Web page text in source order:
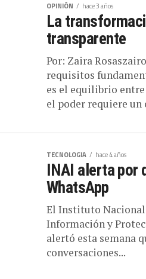
OPINIÓN hace 3 años
La
transparente
Por: Zaira
requisitos
es el equilibrio
el poder requiere un
TECNOLOGIA hace 4 años
INAI alerta por
WhatsApp
El Instituto Nacional
Información y
alertó esta semana
conversaciones...